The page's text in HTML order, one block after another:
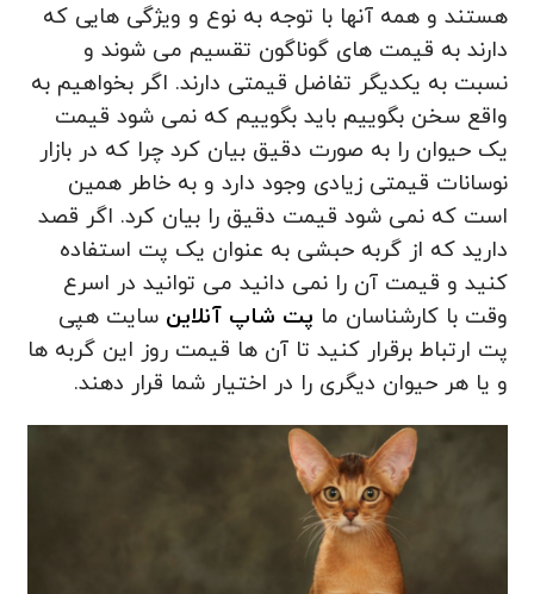
هستند و همه آنها با توجه به نوع و ویژگی هایی که
دارند به قیمت های گوناگون تقسیم می شوند و
نسبت به یکدیگر تفاضل قیمتی دارند. اگر بخواهیم به
واقع سخن بگوییم باید بگوییم که نمی شود قیمت
یک حیوان را به صورت دقیق بیان کرد چرا که در بازار
نوسانات قیمتی زیادی وجود دارد و به خاطر همین
است که نمی شود قیمت دقیق را بیان کرد. اگر قصد
دارید که از گربه حبشی به عنوان یک پت استفاده
کنید و قیمت آن را نمی دانید می توانید در اسرع
وقت با کارشناسان ما پت شاپ آنلاین سایت هپی
پت ارتباط برقرار کنید تا آن ها قیمت روز این گربه ها
و یا هر حیوان دیگری را در اختیار شما قرار دهند.